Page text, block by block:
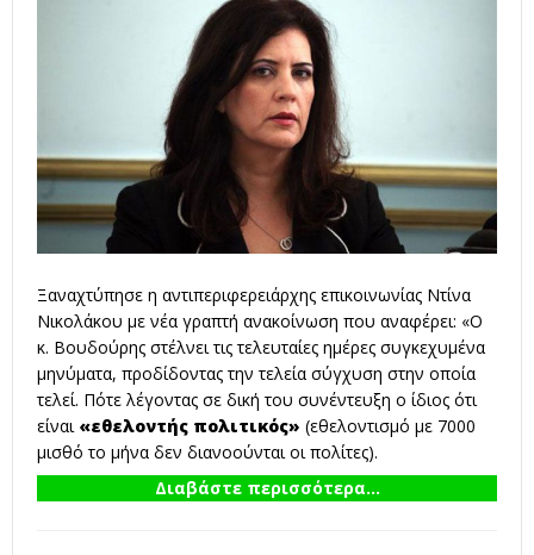
Ξαναχτύπησε η αντιπεριφερειάρχης επικοινωνίας Ντίνα
Νικολάκου με νέα γραπτή ανακοίνωση που αναφέρει: «Ο
κ. Βουδούρης στέλνει τις τελευταίες ημέρες συγκεχυμένα
μηνύματα, προδίδοντας την τελεία σύγχυση στην οποία
τελεί. Πότε λέγοντας σε δική του συνέντευξη ο ίδιος ότι
είναι «εθελοντής πολιτικός» (εθελοντισμό με 7000
μισθό το μήνα δεν διανοούνται οι πολίτες).
Διαβάστε περισσότερα...